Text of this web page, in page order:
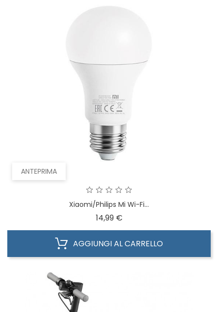
ANTEPRIMA
Xiaomi/Philips Mi Wi-Fi...
14,99 €Prezzo
AGGIUNGI AL CARRELLO